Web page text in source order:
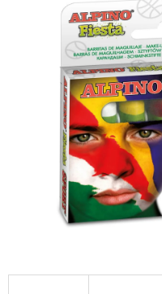
hviezdičiek.